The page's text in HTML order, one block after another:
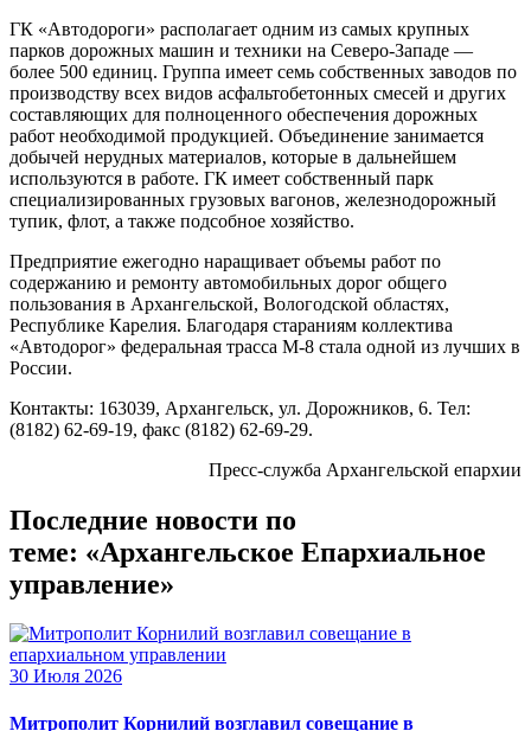
ГК «Автодороги» располагает одним из самых крупных
парков дорожных машин и техники на Северо-Западе —
более 500 единиц. Группа имеет семь собственных заводов по
производству всех видов асфальтобетонных смесей и других
составляющих для полноценного обеспечения дорожных
работ необходимой продукцией. Объединение занимается
добычей нерудных материалов, которые в дальнейшем
используются в работе. ГК имеет собственный парк
специализированных грузовых вагонов, железнодорожный
тупик, флот, а также подсобное хозяйство.
Предприятие ежегодно наращивает объемы работ по
содержанию и ремонту автомобильных дорог общего
пользования в Архангельской, Вологодской областях,
Республике Карелия. Благодаря стараниям коллектива
«Автодорог» федеральная трасса М-8 стала одной из лучших в
России.
Контакты: 163039, Архангельск, ул. Дорожников, 6. Тел:
(8182) 62-69-19, факс (8182) 62-69-29.
Пресс-служба Архангельской епархии
Последние новости по
теме: «Архангельское Епархиальное
управление»
30 Июля 2026
Митрополит Корнилий возглавил совещание в